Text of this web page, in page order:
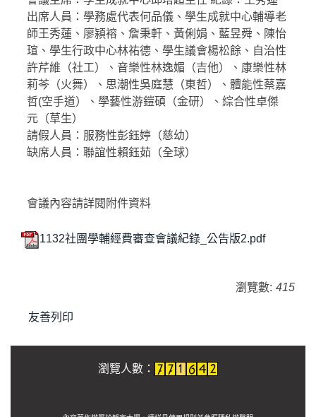
出席人員：學務處代表何品儀、學生成就中心輔導老
師王秀蓮、廖潁褣、詹秉軒、黃俐娟、藍昱舜、陳怡
瑄、學生行政中心林祐德、學生議會楊松餘、自治性
許芹維（社工）、音樂性林逸媚（吉他）、康樂性林
莉芩（火舞）、思潮性吳庭慧（東哲）、體能性蔡嘉
哲(空手道）、學藝性游鎧碩（金研）、綜合性卓傑
元（草生）
請假人員：服務性彭鈺婷（慈幼）
缺席人員：聯誼性賴鈺茹（全球）
會議內容請詳閱附件資料
1132社團學輔經費審查會議紀錄_公告版2.pdf
瀏覽數: 415
友善列印
瀏覽人數：